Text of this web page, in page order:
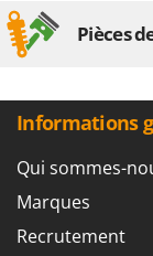
Worx
Y Yard Force
Z
Zanon
Zephir
ZGrills
Pièces
Informations
Qui sommes-
Marques
Recrutement